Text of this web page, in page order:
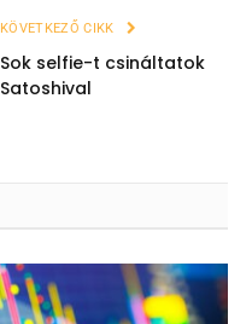
KÖVETKEZŐ CIKK
Sok selfie-t csináltatok
Satoshival